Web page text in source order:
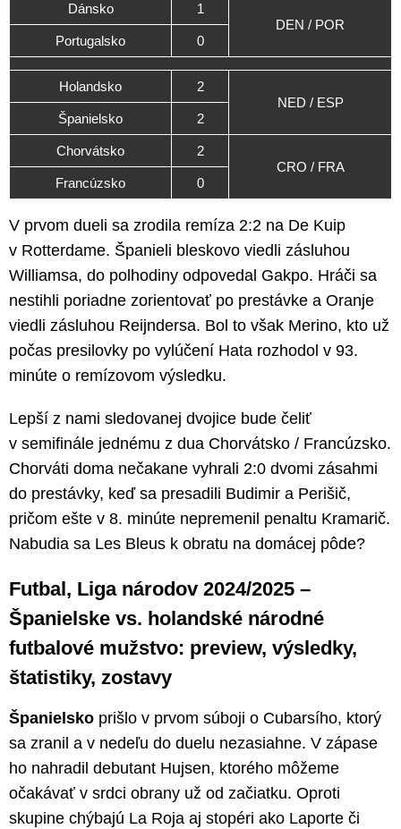
Dánsko
1
DEN / POR
Portugalsko
0
Holandsko
2
NED / ESP
Španielsko
2
Chorvátsko
2
CRO / FRA
Francúzsko
0
V prvom dueli sa zrodila remíza 2:2 na De Kuip
v Rotterdame. Španieli bleskovo viedli zásluhou
Williamsa, do polhodiny odpovedal Gakpo. Hráči sa
nestihli poriadne zorientovať po prestávke a Oranje
viedli zásluhou Reijndersa. Bol to však Merino, kto už
počas presilovky po vylúčení Hata rozhodol v 93.
minúte o remízovom výsledku.
Lepší z nami sledovanej dvojice bude čeliť
v semifinále jednému z dua Chorvátsko / Francúzsko.
Chorváti doma nečakane vyhrali 2:0 dvomi zásahmi
do prestávky, keď sa presadili Budimir a Perišič,
pričom ešte v 8. minúte nepremenil penaltu Kramarič.
Nabudia sa Les Bleus k obratu na domácej pôde?
Futbal, Liga národov 2024/2025 –
Španielske vs. holandské národné
futbalové mužstvo: preview, výsledky,
štatistiky, zostavy
Španielsko prišlo v prvom súboji o Cubarsího, ktorý
sa zranil a v nedeľu do duelu nezasiahne. V zápase
ho nahradil debutant Hujsen, ktorého môžeme
očakávať v srdci obrany už od začiatku. Oproti
skupine chýbajú La Roja aj stopéri ako Laporte či